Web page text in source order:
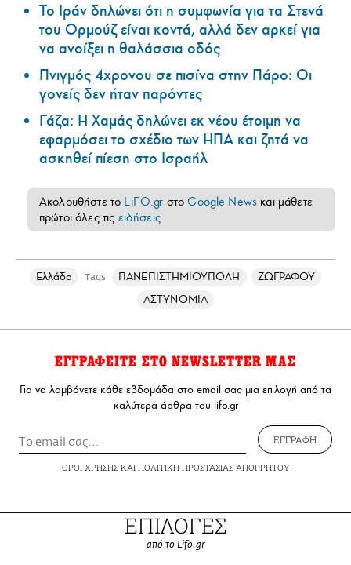
Το Ιράν δηλώνει ότι η συμφωνία για τα Στενά
του Ορμούζ είναι κοντά, αλλά δεν αρκεί για
να ανοίξει η θαλάσσια οδός
Πνιγμός 4χρονου σε πισίνα στην Πάρο: Οι
γονείς δεν ήταν παρόντες
Γάζα: Η Χαμάς δηλώνει εκ νέου έτοιμη να
εφαρμόσει το σχέδιο των ΗΠΑ και ζητά να
ασκηθεί πίεση στο Ισραήλ
Ακολουθήστε το LiFO.gr στοGoogle News και μάθετε
πρώτοι όλες τις ειδήσεις
Ελλάδα Tags ΠΑΝΕΠΙΣΤΗΜΙΟΥΠΟΛΗ
ΖΩΓΡΑΦΟΥ
ΑΣΤΥΝΟΜΙΑ
ΕΓΓΡΑΦΕΙΤΕ ΣΤΟ NEWSLETTER ΜΑΣ
Για να λαμβάνετε κάθε εβδομάδα στο email σας μια επιλογή από τα
καλύτερα άρθρα του lifo.gr
ΕΓΓΡΑΦΗ
ΟΡΟΙ ΧΡΗΣΗΣΚΑΙ ΠΟΛΙΤΙΚΗ ΠΡΟΣΤΑΣΙΑΣ ΑΠΟΡΡΗΤΟΥ
ΕΠΙΛΟΓΕΣ
από το Lifo.gr